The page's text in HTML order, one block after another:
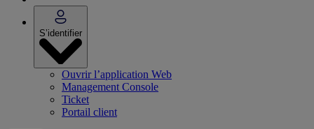
S’identifier
Ouvrir l’application Web
Management Console
Ticket
Portail client